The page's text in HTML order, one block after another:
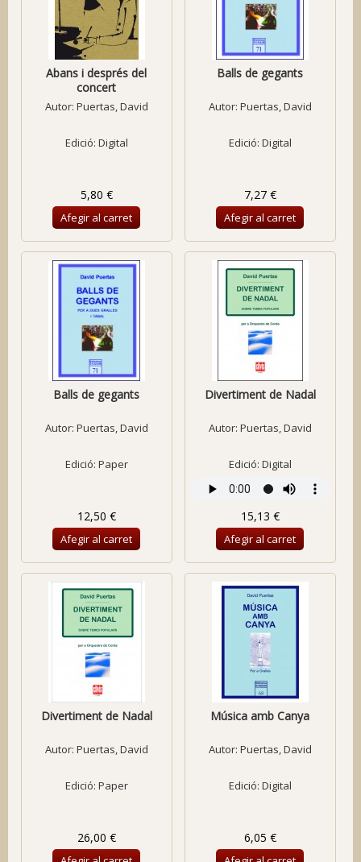
Abans i després del
concert
Autor: Puertas, David
Edició: Digital
5,80 €
Afegir al carret
Balls de gegants
Autor: Puertas, David
Edició: Digital
7,27 €
Afegir al carret
Balls de gegants
Autor: Puertas, David
Edició: Paper
12,50 €
Afegir al carret
Divertiment de Nadal
Autor: Puertas, David
Edició: Digital
15,13 €
Afegir al carret
Divertiment de Nadal
Autor: Puertas, David
Edició: Paper
26,00 €
Música amb Canya
Autor: Puertas, David
Edició: Digital
6,05 €